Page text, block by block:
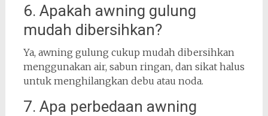
6. Apakah awning gulung
mudah dibersihkan?
Ya, awning gulung cukup mudah dibersihkan
menggunakan air, sabun ringan, dan sikat halus
untuk menghilangkan debu atau noda.
7. Apa perbedaan awning